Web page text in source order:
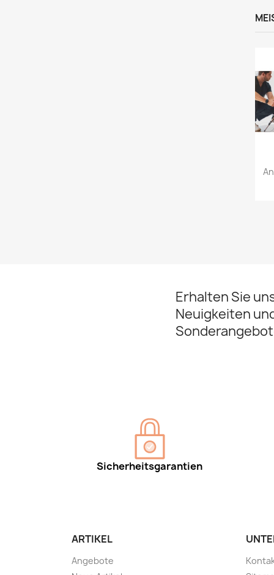
Erhalten Sie
Neuigkeiten
Sicherheitsgarantien
ARTIKEL
Angebote